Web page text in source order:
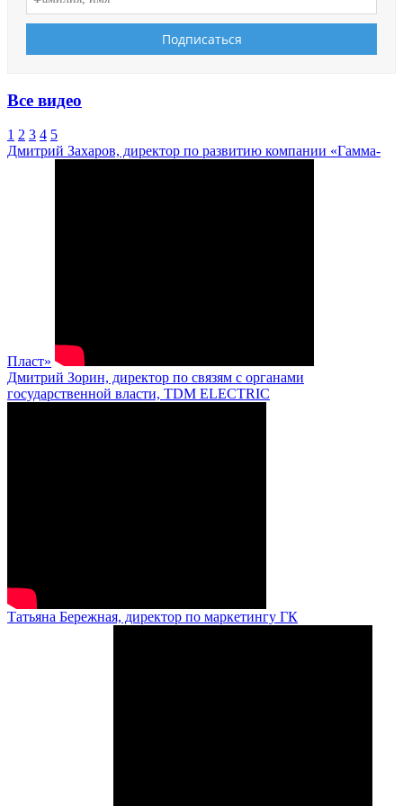
Все видео
1 2 3 4 5
Дмитрий Захаров, директор по развитию компании «Гамма-
Пласт»
Дмитрий Зорин, директор по связям с органами
государственной власти, TDM ELECTRIC
Татьяна Бережная, директор по маркетингу ГК